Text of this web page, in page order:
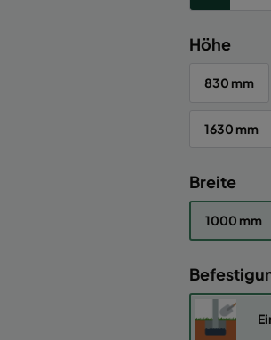
Höhe
830 mm
1630 mm
Breite
1000 mm